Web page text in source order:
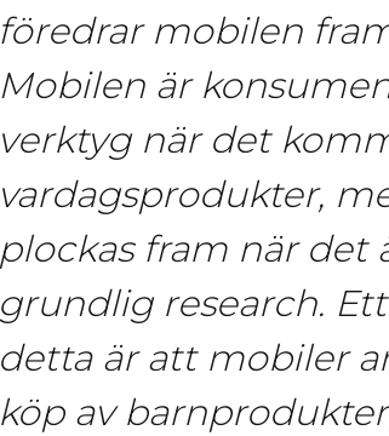
föredrar mobilen
Mobilen är
verktyg när det
vardagsprodukter,
plockas fram när det
grundlig research.
detta är att mobiler
köp av